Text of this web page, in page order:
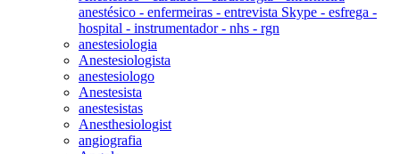
anestésico - enfermeiras - entrevista Skype - esfrega -
hospital - instrumentador - nhs - rgn
anestesiologia
Anestesiologista
anestesiologo
Anestesista
anestesistas
Anesthesiologist
angiografia